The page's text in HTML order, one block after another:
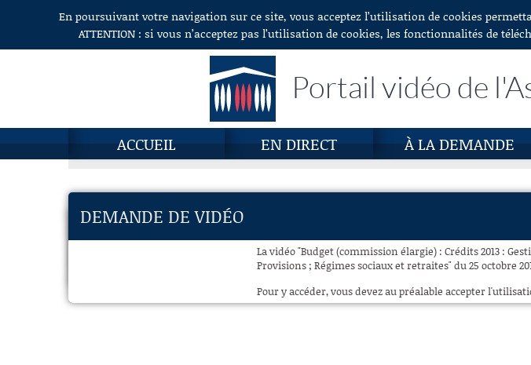
Aller au contenuEn poursuivant votre navigation sur ce site, vous acceptez l’utilisation de cookies
ATTENTION : si vous n’acceptez pas l’utilisation de cookies, les fonctionnalités de
Portail vidéo de
ACCUEIL EN DIRECT À LA DEMANDE
DEMANDE DE VIDÉO
La vidéo "Budget (commission élargie) : Crédits 2013 :
Provisions ; Régimes sociaux et retraites" du 25 octobre
Pour y accéder, vous devez au préalable accepter